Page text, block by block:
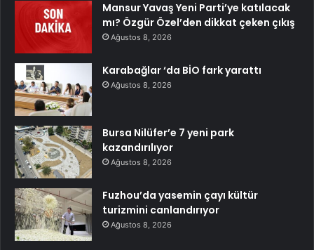
Mansur Yavaş Yeni Parti’ye katılacak
mı? Özgür Özel’den dikkat çeken çıkış
Ağustos 8, 2026
Karabağlar ‘da BİO fark yarattı
Ağustos 8, 2026
Bursa Nilüfer’e 7 yeni park
kazandırılıyor
Ağustos 8, 2026
Fuzhou’da yasemin çayı kültür
turizmini canlandırıyor
Ağustos 8, 2026